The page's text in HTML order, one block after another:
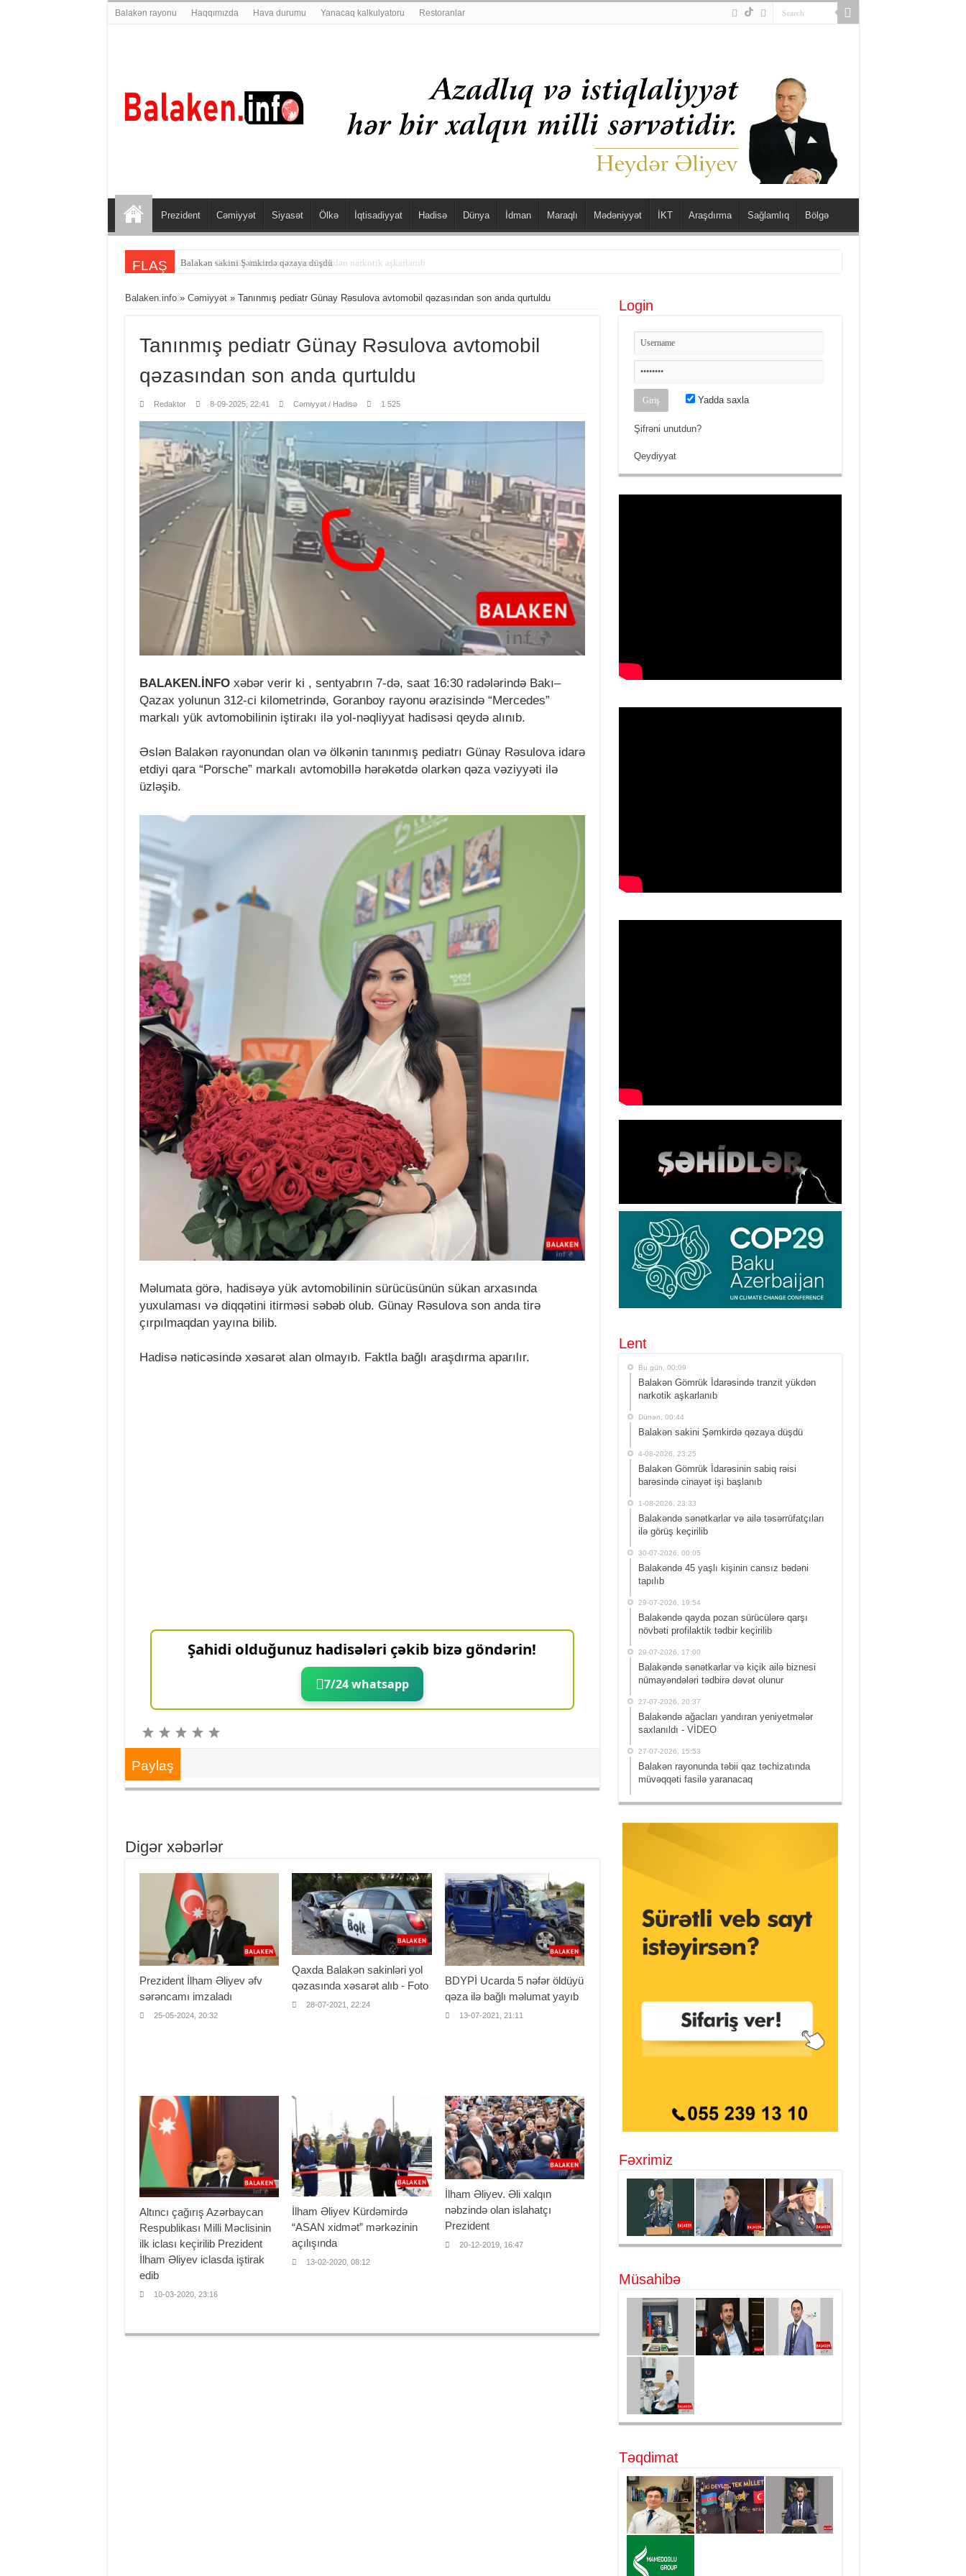
Balakən rayonu Haqqımızda Hava durumu Yanacaq kalkulyatoru Restoranlar
Prezident Cəmiyyət Siyasət Ölkə İqtisadiyyat Hadisə Dünya İdman Maraqlı Mədəniyyət İKT Araşdırma Sağlamlıq Bölgə
FLAŞ Balakən sakini Şəmkirdə qəzaya düşdü
Balaken.info» Cəmiyyət» Tanınmış pediatr Günay Rəsulova avtomobil qəzasından son anda qurtuldu
Tanınmış pediatr Günay Rəsulova avtomobil
qəzasından son anda qurtuldu
Redaktor 8-09-2025, 22:41 Cəmiyyət / Hadisə 1 525
BALAKEN.İNFOxəbər verir ki , sentyabrın 7-də, saat 16:30 radələrində Bakı–
Qazax yolunun 312-ci kilometrində, Goranboy rayonu ərazisində “Mercedes”
markalı yük avtomobilinin iştirakı ilə yol-nəqliyyat hadisəsi qeydə alınıb.
Əslən Balakən rayonundan olan və ölkənin tanınmış pediatrı Günay Rəsulova idarə
etdiyi qara “Porsche” markalı avtomobillə hərəkətdə olarkən qəza vəziyyəti ilə
üzləşib.
Məlumata görə, hadisəyə yük avtomobilinin sürücüsünün sükan arxasında
yuxulaması və diqqətini itirməsi səbəb olub. Günay Rəsulova son anda tirə
çırpılmaqdan yayına bilib.
Hadisə nəticəsində xəsarət alan olmayıb. Faktla bağlı araşdırma aparılır.
Şahidi olduğunuz hadisələri çəkib bizə göndərin!
7/24 whatsapp
Paylaş
Digər xəbərlər
Prezident İlham Əliyev əfv
sərəncamı imzaladı
25-05-2024, 20:32
Qaxda Balakən sakinləri yol
qəzasında xəsarət alıb - Foto
28-07-2021, 22:24
BDYPİ Ucarda 5 nəfər öldüyü
qəza ilə bağlı məlumat yayıb
13-07-2021, 21:11
Altıncı çağırış Azərbaycan
Respublikası Milli Məclisinin
ilk iclası keçirilib Prezident
İlham Əliyev iclasda iştirak
edib
10-03-2020, 23:16
İlham Əliyev Kürdəmirdə
“ASAN xidmət” mərkəzinin
açılışında
13-02-2020, 08:12
İlham Əliyev. Əli xalqın
nəbzində olan islahatçı
Prezident
20-12-2019, 16:47
Login
Yadda saxla
Şifrəni unutdun?
Qeydiyyat
Lent
Bu gün, 00:09
Balakən Gömrük İdarəsində tranzit yükdən
narkotik aşkarlanıb
Dünən, 00:44
Balakən sakini Şəmkirdə qəzaya düşdü
4-08-2026, 23:25
Balakən Gömrük İdarəsinin sabiq rəisi
barəsində cinayət işi başlanıb
1-08-2026, 23:33
Balakəndə sənətkarlar və ailə təsərrüfatçıları
ilə görüş keçirilib
30-07-2026, 00:05
Balakəndə 45 yaşlı kişinin cansız bədəni
tapılıb
29-07-2026, 19:54
Balakəndə qayda pozan sürücülərə qarşı
növbəti profilaktik tədbir keçirilib
29-07-2026, 17:00
Balakəndə sənətkarlar və kiçik ailə biznesi
nümayəndələri tədbirə dəvət olunur
27-07-2026, 20:37
Balakəndə ağacları yandıran yeniyetmələr
saxlanıldı - VİDEO
27-07-2026, 15:53
Balakən rayonunda təbii qaz təchizatında
müvəqqəti fasilə yaranacaq
Fəxrimiz
Müsahibə
Təqdimat